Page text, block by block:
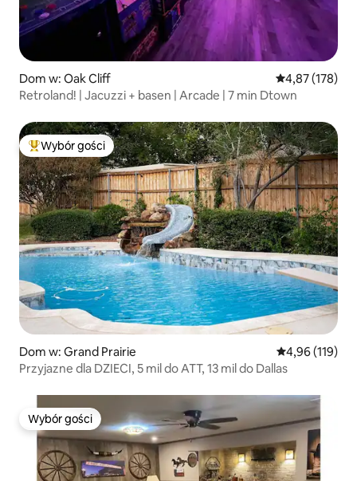
Dom w: Oak Cliff Średnia
4,87 (178)
Retroland! | Jacuzzi + basen | Arcade | 7 min Dtown
Najpopularniejsze z kategorii Wybór gości
Wybór gości
Dom w: Grand Prairie Średnia
4,96 (119)
Przyjazne dla DZIECI, 5 mil do ATT, 13 mil do Dallas
Wybór gości
Wybór gości